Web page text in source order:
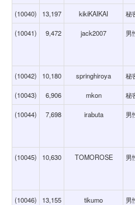
(10040) 13,197 kikiKAIKAI 秘
(10041) 9,472 jack2007 男
(10042) 10,180 springhiroya 秘
(10043) 6,906 mkon 秘
(10044) 7,698 irabuta 男
(10045) 10,630 TOMOROSE 男
(10046) 13,155 tikumo 男